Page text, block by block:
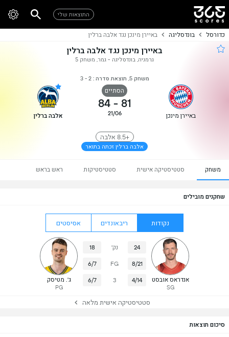
התוצאות שלי
כדורסל בונדסליגה באיירן מינכן נגד אלבה ברלין
באיירן מינכן נגד אלבה ברלין
גרמניה, בונדסליגה - גמר, משחק 5
משחק 5, תוצאת סדרה : 2 - 3
באיירן מינכן
הסתיים
81
-
84
21/06 אלבה ברלין
+8.5 אלבה
אלבה ברלין זכתה בתואר
משחק סטטיסטיקה אישית סטטיסטיקות ראש בראש
סיכום תוצאות
שחקנים מובילים
נקודות ריבאונדים אסיסטים
אנדראס אובסט
SG
24 נק' 18
8/21
FG
6/7
4/14
3
6/7 ג'. מטיסק
PG
סטטיסטיקה אישית מלאה